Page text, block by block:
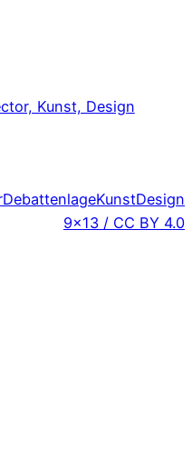
Kunst, Design
DebattenlageKunstDesign
9×13 / CC BY 4.0